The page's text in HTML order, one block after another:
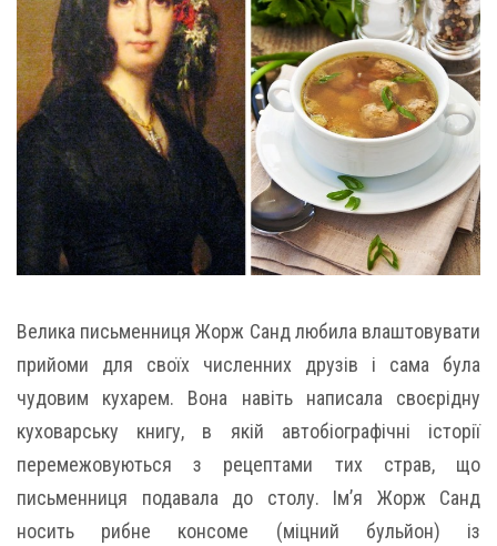
Велика письменниця Жорж Санд любила влаштовувати
прийоми для своїх численних друзів і сама була
чудовим кухарем. Вона навіть написала своєрідну
куховарську книгу, в якій автобіографічні історії
перемежовуються з рецептами тих страв, що
письменниця подавала до столу. Ім’я Жорж Санд
носить рибне консоме (міцний бульйон) із